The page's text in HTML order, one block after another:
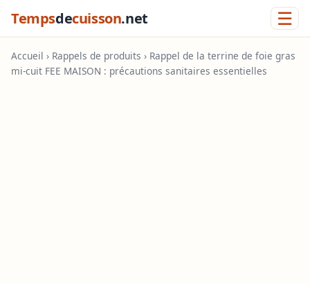
Tempsdecuisson.net ☰
Accueil › Rappels de produits › Rappel de la terrine de foie gras
mi-cuit FEE MAISON : précautions sanitaires essentielles